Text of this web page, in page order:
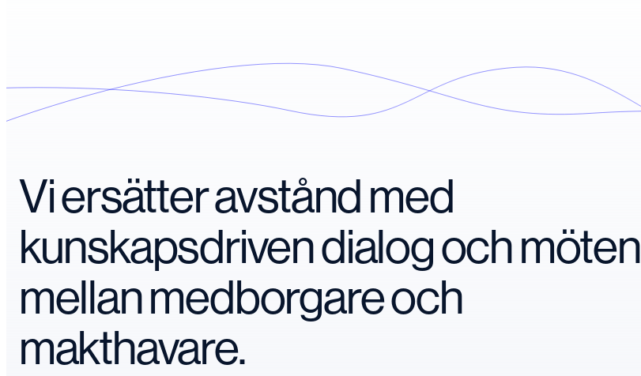
Vi ersätter avstånd med
kunskapsdriven dialog och möten
mellan medborgare och
makthavare.